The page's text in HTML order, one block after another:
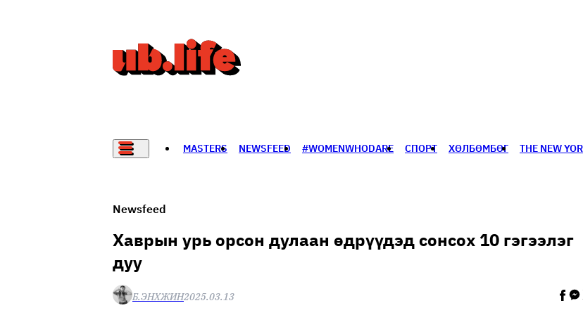
MASTERS NEWSFEED #WOMENWHODARE СПОРТ ХӨЛБӨМБӨГ THE NEW
Newsfeed
Хаврын урь орсон дулаан өдрүүдэд сонсох 10 гэгээлэг
дуу
Б.ЭНХЖИН2025.03.13